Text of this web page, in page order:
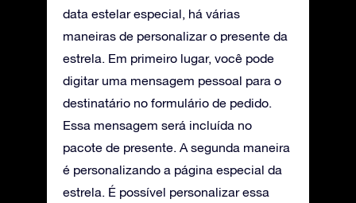
data estelar especial, há várias
maneiras de personalizar o presente da
estrela. Em primeiro lugar, você pode
digitar uma mensagem pessoal para o
destinatário no formulário de pedido.
Essa mensagem será incluída no
pacote de presente. A segunda maneira
é personalizando a página especial da
estrela. É possível personalizar essa